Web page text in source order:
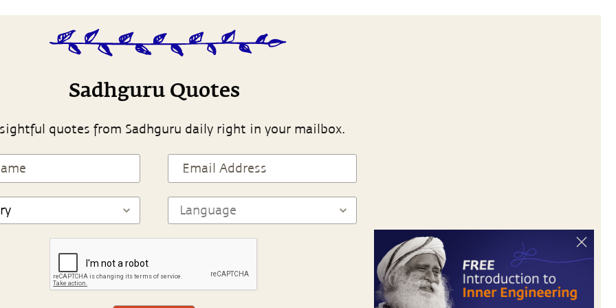
Sadhguru Quotes
quotes from Sadhguru daily right in your mailbox.